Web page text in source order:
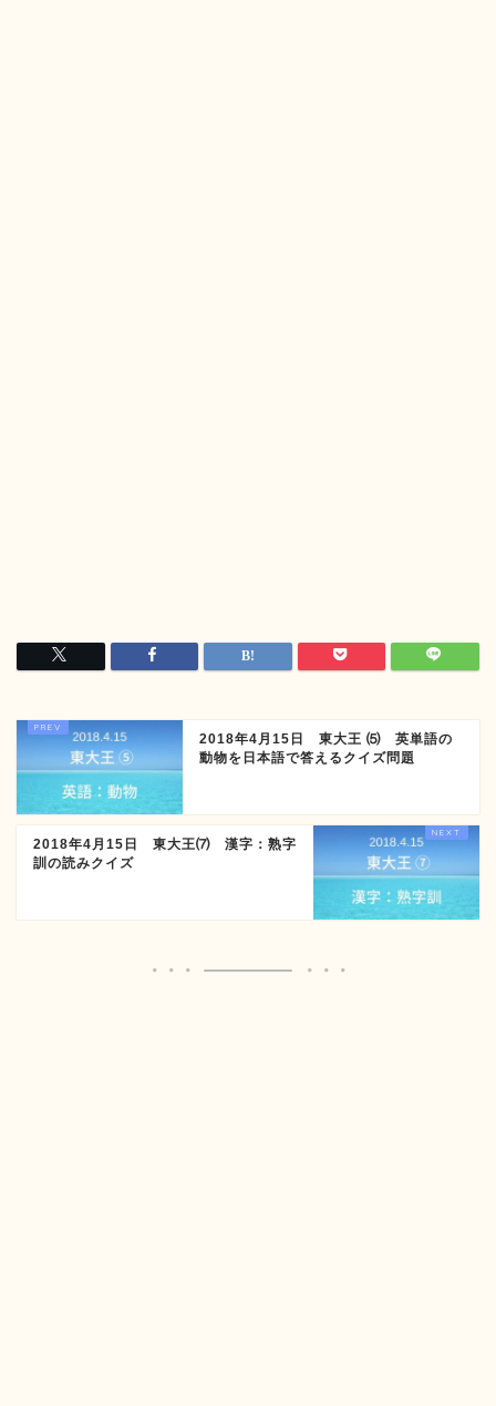
2018年4月15日 東大王 ⑸ 英単語の
動物を日本語で答えるクイズ問題
2018年4月15日 東大王⑺ 漢字：熟字
訓の読みクイズ